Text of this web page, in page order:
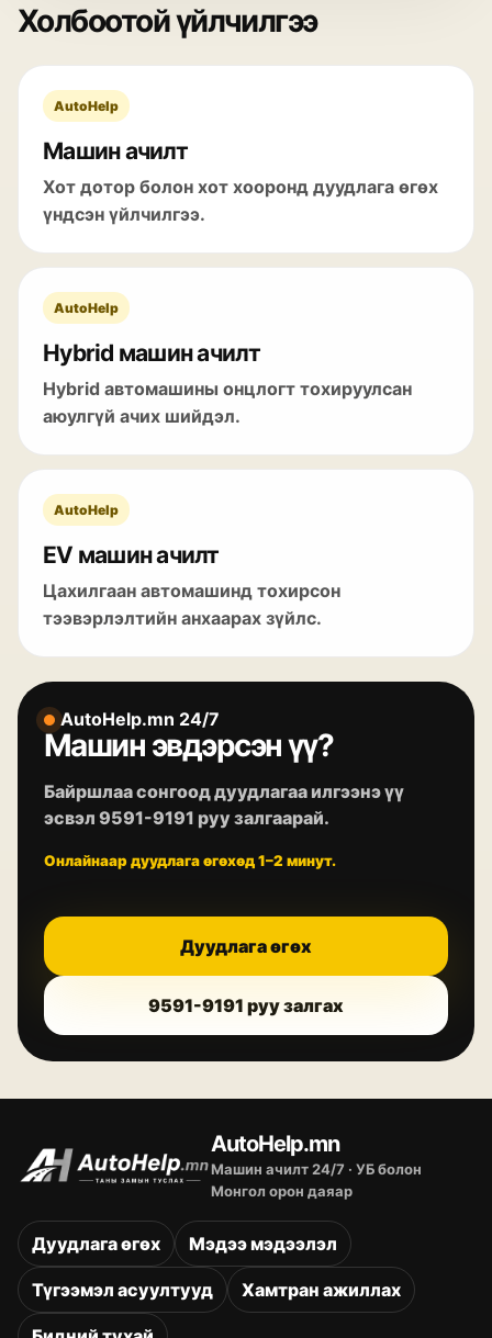
Холбоотой үйлчилгээ
AutoHelp
Машин ачилт
Хот дотор болон хот хооронд дуудлага өгөх
үндсэн үйлчилгээ.
AutoHelp
Hybrid машин ачилт
Hybrid автомашины онцлогт тохируулсан
аюулгүй ачих шийдэл.
AutoHelp
EV машин ачилт
Цахилгаан автомашинд тохирсон
тээвэрлэлтийн анхаарах зүйлс.
AutoHelp.mn 24/7
Машин эвдэрсэн үү?
Байршлаа сонгоод дуудлагаа илгээнэ үү
эсвэл 9591-9191 руу залгаарай.
Онлайнаар дуудлага өгөхөд 1–2 минут.
Дуудлага өгөх
9591-9191 руу залгах
AutoHelp.mn
Машин ачилт 24/7 · УБ болон
Монгол орон даяар
Дуудлага өгөх Мэдээ мэдээлэл
Түгээмэл асуултууд Хамтран ажиллах